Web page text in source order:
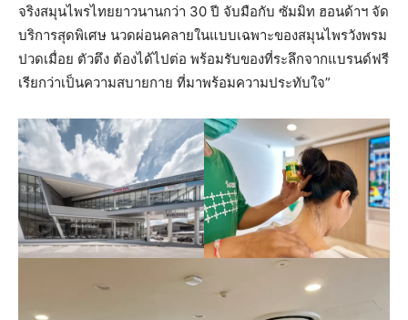
จริงสมุนไพรไทยยาวนานกว่า 30 ปี จับมือกับ ซัมมิท ฮอนด้าฯ จัด
บริการสุดพิเศษ นวดผ่อนคลายในแบบเฉพาะของสมุนไพรวังพรม
ปวดเมื่อย ตัวตึง ต้องได้ไปต่อ พร้อมรับของที่ระลึกจากแบรนด์ฟรี
เรียกว่าเป็นความสบายกาย ที่มาพร้อมความประทับใจ”